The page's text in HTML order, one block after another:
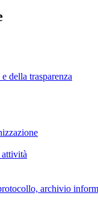
della trasparenza
archivio